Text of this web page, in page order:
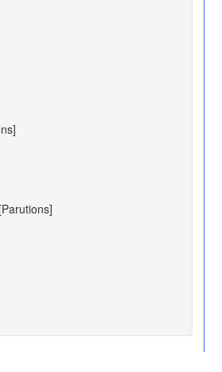
[Parutions]